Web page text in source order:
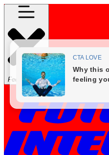
Fechar Menu